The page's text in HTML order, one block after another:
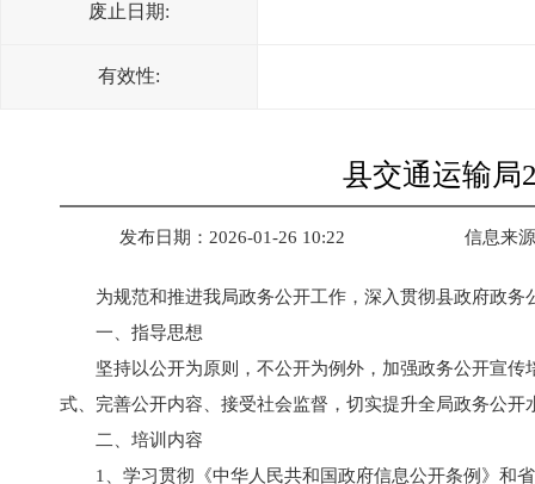
废止日期:
有效性:
县交通运输局
发布日期：2026-01-26 10:22 信息来
为规范和推进我局政务公开工作，深入贯彻县政府政
一、指导思想
坚持以公开为原则，不公开为例外，加强政务公开宣
式、完善公开内容、接受社会监督，切实提升全局政务公开
二、培训内容
1、学习贯彻《中华人民共和国政府信息公开条例》和